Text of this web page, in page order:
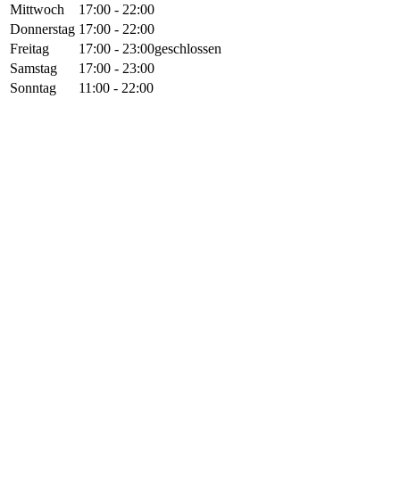
Mittwoch
17:00 - 22:00
Donnerstag 17:00 - 22:00
Freitag
17:00 - 23:00geschlossen
Samstag
17:00 - 23:00
Sonntag
11:00 - 22:00